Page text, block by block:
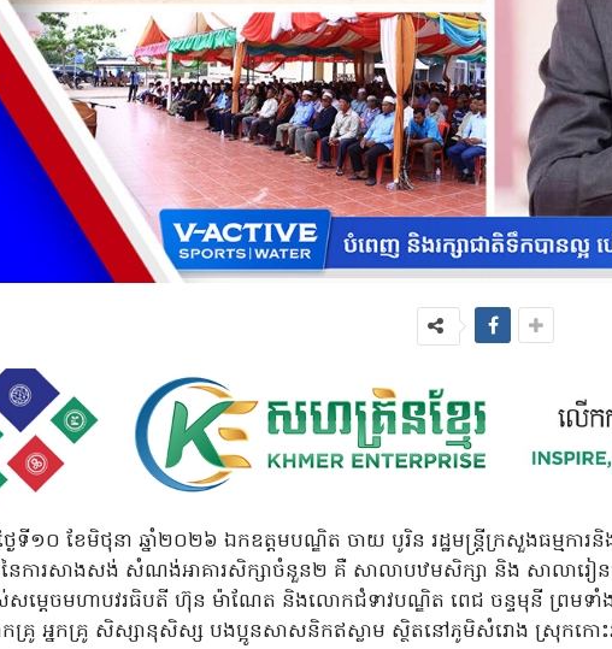
ៃទី១០ ខែមិថុនា ឆ្នាំ២០២៦ ឯកឧត្តមបណ្ឌិត ចាយ បូរិន រដ្ឋមន្រ្តីក្រសួងធម្មកា
នៃការសាងសង់ សំណង់អាគារសិក្សាចំនួន២ គឺ សាលាបឋមសិក្សា និង សាលារៀន
ម្តេចមហាបវរធិបតី ហ៊ុន ម៉ាណែត និងលោកជំទាវបណ្ឌិត ពេជ ចន្ទមុនី ព្រមទាំ
រូ អ្នកគ្រូ សិស្សានុសិស្ស បងប្អូនសាសនិកឥស្លាម ស្ថិតនៅភូមិសំរោង ស្រុកកោះអ